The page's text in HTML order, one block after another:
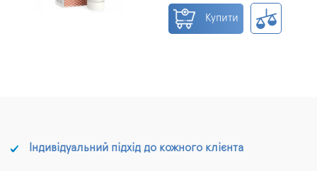
Купити
Індивідуальний підхід до кожного клієнта